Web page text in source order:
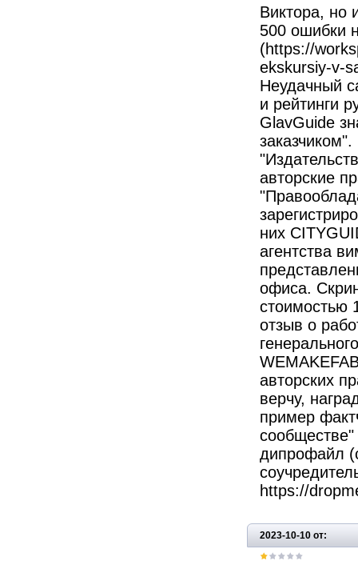
Виктора, но
500 ошибки
(https://
ekskursiy-v-
Неудачный
и рейтинги
GlavGuide
авторские
них
агентства
офиса.
стоимостью
отзыв о
авторских
верчу,
пример
дипрофайл
https://
2023-10-10 от: